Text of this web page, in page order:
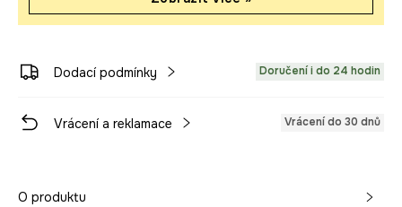
Dodací podmínky Doručení i do 24 hodin
Vrácení a reklamace Vrácení do 30 dnů
O produktu